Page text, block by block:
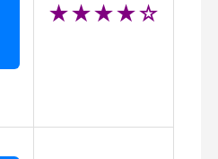
★★★★☆